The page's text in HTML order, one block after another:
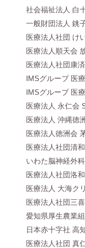
社会福祉法人 白
一般財団法人 銚
医療法人社団 け
医療法人順天会
医療法人社団康
IMSグループ 医
IMSグループ 医
医療法人 永仁会
医療法人 沖縄徳
医療法人徳洲会
医療法人社団清
いわた脳神経外
医療法人社団洛
医療法人 大海ク
医療法人社団三
愛知県厚生農業
日本赤十字社 高
医療法人社団 真